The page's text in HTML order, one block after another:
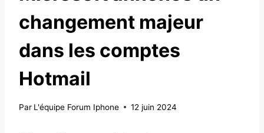
changement majeur
dans les comptes
Hotmail
Par L'équipe Forum Iphone 12 juin 2024